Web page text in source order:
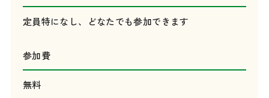
定員特になし、どなたでも参加できます
参加費
無料